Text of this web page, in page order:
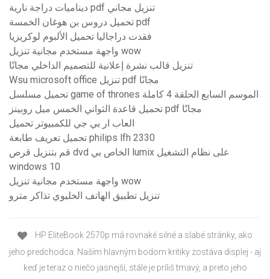
ديناميات دراجة نارية pdf تنزيل مجاني
تحميل دروس بن هوغان الخمسة pdf
فقدت دراجاليا تحميل الألبوم لوكريزيا
واجهة مستخدم مجانية تنزيل wow
تنزيل قالب نشرة إعلانية للتصميم الداخلي مجانًا
Wsu microsoft office تنزيل pdf مجانًا
تحميل مسلسل game of thrones الموسم السابع الحلقة 4 كاملة
تحميل قاعدة الثواني الخمس ميل روبينز pdf مجانًا
العاب ار بي جي للكمبيوتر تحميل
تحميل تعريف طابعة philips lfh 2330
قم بتنزيل قرص dvd الخاص بي lumix على نظام التشغيل
windows 10
واجهة مستخدم مجانية تنزيل wow
تنزيل تطبيق الهاتف الخليوي تذاكر مترو
HP EliteBook 2570p má rovnaké silné a slabé stránky, ako
jeho predchodca. Naším hlavným bodom kritiky zostáva displej - aj
keď je teraz o niečo jasnejší, stále je príliš tmavý, a preto jeho